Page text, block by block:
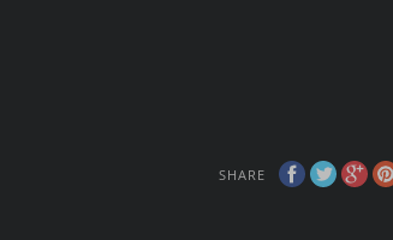
SHARE